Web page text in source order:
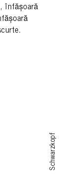
înfășoară
© Schwarzkopf